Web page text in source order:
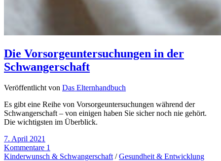
Die Vorsorgeuntersuchungen in der
Schwangerschaft
Veröffentlicht von Das Elternhandbuch
Es gibt eine Reihe von Vorsorgeuntersuchungen während der
Schwangerschaft – von einigen haben Sie sicher noch nie gehört.
Die wichtigsten im Überblick.
7. April 2021
Kommentare 1
Kinderwunsch & Schwangerschaft /Gesundheit & Entwicklung